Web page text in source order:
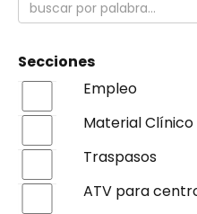
Secciones
Empleo
Material Clínico
Traspasos
ATV para